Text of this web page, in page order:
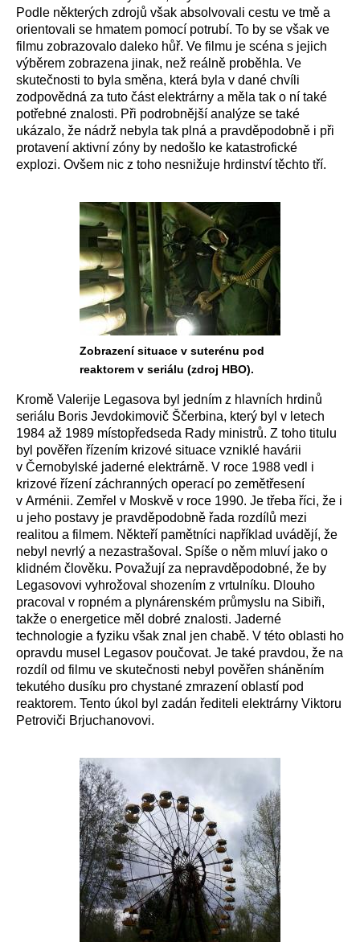
Podle některých zdrojů však absolvovali cestu ve tmě a
orientovali se hmatem pomocí potrubí. To by se však ve
filmu zobrazovalo daleko hůř. Ve filmu je scéna s jejich
výběrem zobrazena jinak, než reálně proběhla. Ve
skutečnosti to byla směna, která byla v dané chvíli
zodpovědná za tuto část elektrárny a měla tak o ní také
potřebné znalosti. Při podrobnější analýze se také
ukázalo, že nádrž nebyla tak plná a pravděpodobně i při
protavení aktivní zóny by nedošlo ke katastrofické
explozi. Ovšem nic z toho nesnižuje hrdinství těchto tří.
Zobrazení situace v suterénu pod
reaktorem v seriálu (zdroj HBO).
Kromě Valerije Legasova byl jedním z hlavních hrdinů
seriálu Boris Jevdokimovič Ščerbina, který byl v letech
1984 až 1989 místopředseda Rady ministrů. Z toho titulu
byl pověřen řízením krizové situace vzniklé havárii
v Černobylské jaderné elektrárně. V roce 1988 vedl i
krizové řízení záchranných operací po zemětřesení
v Arménii. Zemřel v Moskvě v roce 1990. Je třeba říci, že i
u jeho postavy je pravděpodobně řada rozdílů mezi
realitou a filmem. Někteří pamětníci například uvádějí, že
nebyl nevrlý a nezastrašoval. Spíše o něm mluví jako o
klidném člověku. Považují za nepravděpodobné, že by
Legasovovi vyhrožoval shozením z vrtulníku. Dlouho
pracoval v ropném a plynárenském průmyslu na Sibiři,
takže o energetice měl dobré znalosti. Jaderné
technologie a fyziku však znal jen chabě. V této oblasti ho
opravdu musel Legasov poučovat. Je také pravdou, že na
rozdíl od filmu ve skutečnosti nebyl pověřen sháněním
tekutého dusíku pro chystané zmrazení oblastí pod
reaktorem. Tento úkol byl zadán řediteli elektrárny Viktoru
Petroviči Brjuchanovovi.